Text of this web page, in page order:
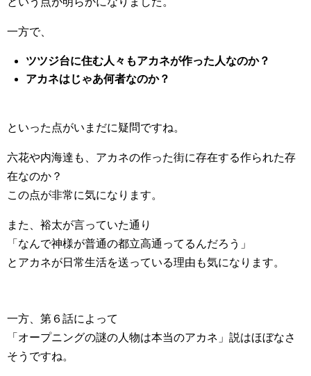
一方で、
ツツジ台に住む人々もアカネが作った人なのか？
アカネはじゃあ何者なのか？
といった点がいまだに疑問ですね。
六花や内海達も、アカネの作った街に存在する作られた存
在なのか？
この点が非常に気になります。
また、裕太が言っていた通り
「なんで神様が普通の都立高通ってるんだろう」
とアカネが日常生活を送っている理由も気になります。
一方、第６話によって
「オープニングの謎の人物は本当のアカネ」説はほぼなさ
そうですね。